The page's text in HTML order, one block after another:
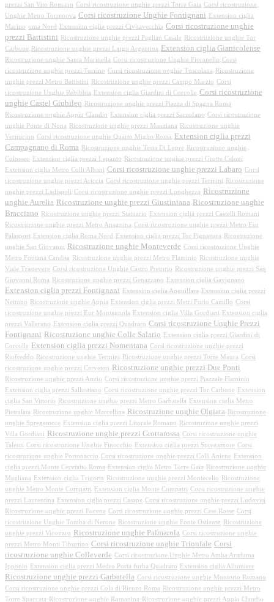
prezzi San Vito Romano Corsi ricostruzione unghie prezzi Torre Gaia Corsi ricostruzione
Unghie Metro Torrenova Corsi ricostruzione Unghie Fontignani
Extension ciglia
Marino oma Nord Extension ciglia prezzi Civitavecchia Corsi ricostruzione unghie
prezzi Battistini
Ricostruzione unghie prezzi Paglian Casale
Ricostruzione unghie Tor
Carbone
Ricostruzione unghie prezzi Largo Argentina Extension ciglia Gianicolense
Ricostruzione unghie Santa Marinella Corsi ricostruzione Unghie Fioranello Corsi
ricostruzione unghie prezzi Torrino Corsi ricostruzione unghie Tuscolana
Ricostruzione
unghie prezzi Metro Battistini
Ricostruzione unghie prezzi Campo Marzio Corsi
ricostruzione Unghie Rebibbia
Extension ciglia Giardini di Corcolle Corsi ricostruzione
unghie Castel Giubileo
Ricostruzione unghie prezzi Piazza di Spagna Roma
Ricostruzione unghie Appio Claudio
Extension ciglia prezzi Sacrofano Corsi ricostruzione
unghie Ponte di Nona
Ricostruzione unghie prezzi Manziana
Ricostruzione unghie
Vermicino Corsi ricostruzione unghie Quarto Miglio Roma
Extension ciglia prezzi
Campagnano di Roma
Ricostruzione unghie Testa Di Lepre
Ricostruzione unghie
Colosseo
Extension ciglia prezzi Lepanto
Ricostruzione unghie prezzi Grotte Celoni
Extension ciglia Metro Colli Albani Corsi ricostruzione unghie prezzi Labaro Corsi
ricostruzione unghie prezzi Ariccia Corsi ricostruzione unghie prezzi Termini
Ricostruzione
unghie prezzi Ladispoli Corsi ricostruzione unghie prezzi Lunghezza
Ricostruzione
unghie Aurelia Ricostruzione unghie prezzi Giustiniana Ricostruzione unghie
Bracciano
Ricostruzione unghie prezzi Statuario
Extension ciglia prezzi Castelli Romani
Ricostruzione unghie prezzi Metro Anagnina Corsi ricostruzione unghie prezzi Metro Eur
Palasport
Extension ciglia Roma Nord Extension ciglia prezzi Tor Pignattara
Ricostruzione
unghie San Giovanni
Ricostruzione unghie Monteverde Corsi ricostruzione Unghie
Metro Fontana Candita
Ricostruzione unghie prezzi Metro Flaminio
Ricostruzione unghie
Viale Trastevere Corsi ricostruzione Unghie Castro Pretorio
Ricostruzione unghie prezzi San
Giovanni Roma
Ricostruzione unghie prezzi Genazzano Extension ciglia Gavignano
Extension ciglia prezzi Fontignani Extension ciglia Anguillara
Extension ciglia prezzi
Nettuno
Ricostruzione unghie Appia Extension ciglia prezzi Metri Furio Camillo Corsi
ricostruzione unghie prezzi Eur Montagnola
Extension ciglia Villa Gordiani
Extension ciglia
prezzi Vallerano
Extension ciglia prezzi Quadraro Corsi ricostruzione Unghie Prezzi
Fontignani Ricostruzione unghie Colle Salario
Extension ciglia prezzi Giardini di
Corcolle
Extension ciglia prezzi Nomentana Corsi ricostruzione unghie prezzi
Riofreddo
Ricostruzione unghie Termini Ricostruzione unghie prezzi Torre Maura Corsi
ricostruzione unghie prezzi Cerveteri
Ricostruzione unghie prezzi Due Ponti
Ricostruzione unghie prezzi Anzio Corsi ricostruzione unghie prezzi Piazzale Flaminio
Extension ciglia prezzi Sallustiano Corsi ricostruzione unghie prezzi Tor Carbone
Extension
ciglia San Vittorio
Ricostruzione unghie prezzi Metro Garbatella
Extension ciglia Metro
Pietralata
Ricostruzione unghie Marcellina Ricostruzione unghie Olgiata
Ricostruzione
unghie Spregamore
Extension ciglia prezzi Litorale Romano
Ricostruzione unghie prezzi
Villa Gordiani
Ricostruzione unghie prezzi Grottarossa Corsi ricostruzione unghie
Talenti Corsi ricostruzione Unghie Finocchio Extension ciglia prezzi Spregamore Corsi
ricostruzione unghie Portonaccio Corsi ricostruzione unghie prezzi Colli Aniene
Extension
ciglia prezzi Monte Cervialto Roma
Extension ciglia Metro Torre Gaia
Ricostruzione unghie
Magliana
Extension ciglia Trigoria Ricostruzione unghie prezzi Montecelio
Ricostruzione
unghie Metro Monte Compatri
Extension ciglia Monte Compatri Corsi ricostruzione unghie
prezzi Laurentina
Extension ciglia prezzi Casape Corsi ricostruzione unghie prezzi Ludovisi
Ricostruzione unghie prezzi Focene Corsi ricostruzione unghie prezzi Case Rosse Corsi
ricostruzione Unghie Tomba di Nerone
Ricostruzione unghie Fonte Ostiense
Ricostruzione
unghie prezzi Vicovaro
Ricostruzione unghie Palmarola Corsi ricostruzione unghie
prezzi Metro Monti Tiburtino Corsi ricostruzione unghie Trionfale Corsi
ricostruzione unghie Colleverde Corsi ricostruzione Unghie Metro Amba Aradama
Ipponio
Extension ciglia prezzi Medro Porta furba Quadraro Extension ciglia Allumiere
Ricostruzione unghie prezzi Garbatella Corsi ricostruzione unghie Montorio Romano
Corsi ricostruzione unghie prezzi Cola di Rienzo Roma
Ricostruzione unghie prezzi Metro
Torre Spaccata
Ricostruzione unghie Romanina
Ricostruzione unghie prezzi Appio Claudio